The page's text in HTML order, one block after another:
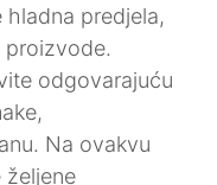
predjela,
proizvode.
odgovarajuću
Na ovakvu